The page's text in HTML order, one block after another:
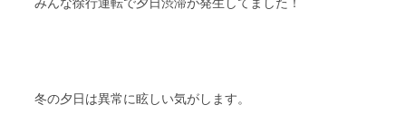
冬の夕日は異常に眩しい気がします。